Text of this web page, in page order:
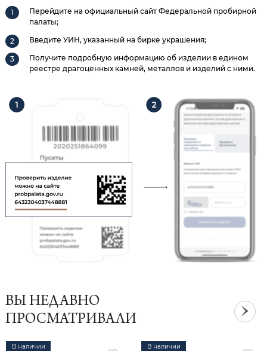
Перейдите на официальный сайт Федеральной пробирной
палаты;
Введите УИН, указанный на бирке украшения;
Получите подробную информацию об изделии в едином
реестре драгоценных камней, металлов и изделий с ними.
ВЫ НЕДАВНО
ПРОСМАТРИВАЛИ
В наличии В наличии